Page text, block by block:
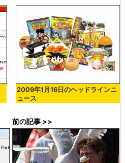
2009年1月16日のヘッドラインニ
ュース
前の記事 >>